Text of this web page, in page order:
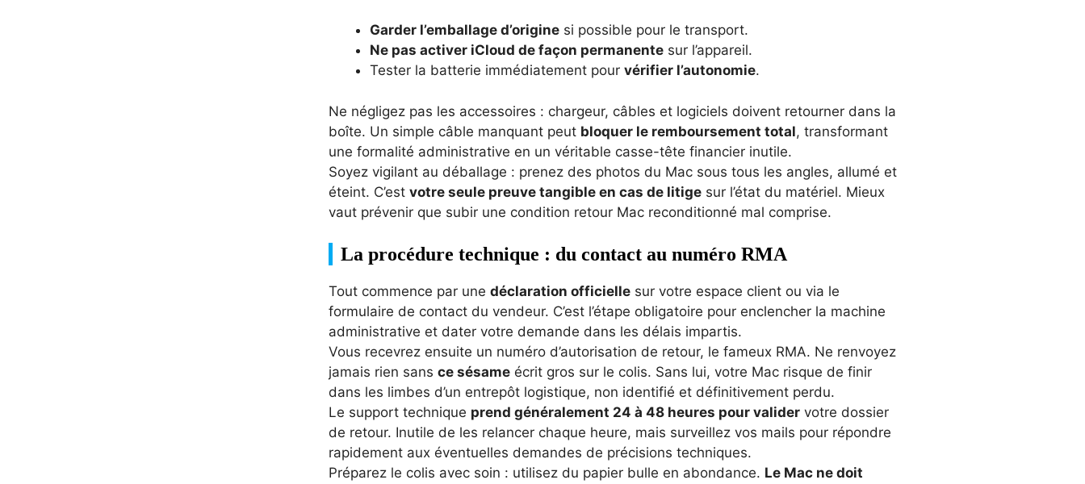
Garder l’emballage d’origine si possible pour le transport.
Ne pas activer iCloud de façon permanente sur l’appareil.
Tester la batterie immédiatement pour vérifier l’autonomie.
Ne négligez pas les accessoires : chargeur, câbles et logiciels doivent retourner dans la
boîte. Un simple câble manquant peut bloquer le remboursement total, transformant
une formalité administrative en un véritable casse-tête financier inutile.
Soyez vigilant au déballage : prenez des photos du Mac sous tous les angles, allumé et
éteint. C’est votre seule preuve tangible en cas de litige sur l’état du matériel. Mieux
vaut prévenir que subir une condition retour Mac reconditionné mal comprise.
La procédure technique : du contact au numéro RMA
Tout commence par une déclaration officielle sur votre espace client ou via le
formulaire de contact du vendeur. C’est l’étape obligatoire pour enclencher la machine
administrative et dater votre demande dans les délais impartis.
Vous recevrez ensuite un numéro d’autorisation de retour, le fameux RMA. Ne renvoyez
jamais rien sans ce sésame écrit gros sur le colis. Sans lui, votre Mac risque de finir
dans les limbes d’un entrepôt logistique, non identifié et définitivement perdu.
Le support technique prend généralement 24 à 48 heures pour valider votre dossier
de retour. Inutile de les relancer chaque heure, mais surveillez vos mails pour répondre
rapidement aux éventuelles demandes de précisions techniques.
Préparez le colis avec soin : utilisez du papier bulle en abondance. Le Mac ne doit